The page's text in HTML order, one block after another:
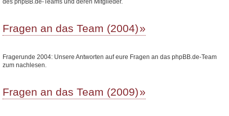
Fragen an das Team (2004)
Fragerunde 2004: Unsere Antworten auf eure Fragen an das phpBB.de-Team
zum nachlesen.
Fragen an das Team (2009)